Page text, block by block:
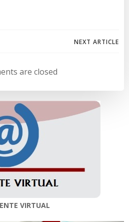
Navegación
de
entradas
NEXT ARTICLE
are closed
VIRTUAL